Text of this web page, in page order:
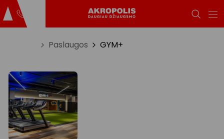
Paslaugos GYM+